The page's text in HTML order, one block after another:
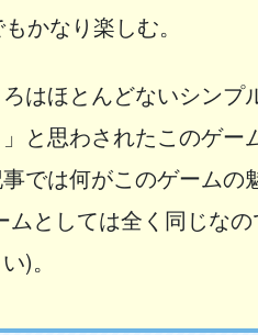
かなり楽しむ。
はほとんどないシンプ
と思わされたこのゲー
では何がこのゲームの
としては全く同じなの
)。